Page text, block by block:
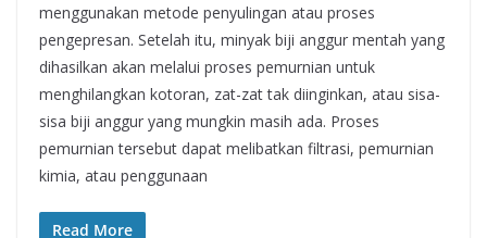
menggunakan metode penyulingan atau proses
pengepresan. Setelah itu, minyak biji anggur mentah yang
dihasilkan akan melalui proses pemurnian untuk
menghilangkan kotoran, zat-zat tak diinginkan, atau sisa-
sisa biji anggur yang mungkin masih ada. Proses
pemurnian tersebut dapat melibatkan filtrasi, pemurnian
kimia, atau penggunaan
Read More